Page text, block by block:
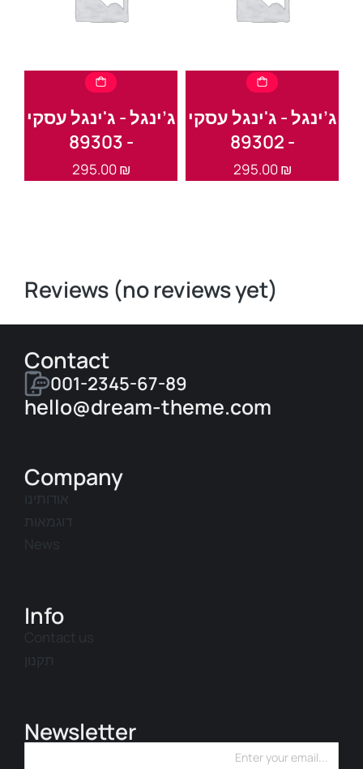
ג’ינגל - ג'ינגל עסקי
- 89303
295.00₪
ג’ינגל - ג'ינגל עסקי
- 89302
295.00₪
Reviews (no reviews yet)
Contact
001-2345-67-89
hello@dream-theme.com
Company
אודותינו
דוגמאות
News
Info
Contact us
תקנון
Newsletter